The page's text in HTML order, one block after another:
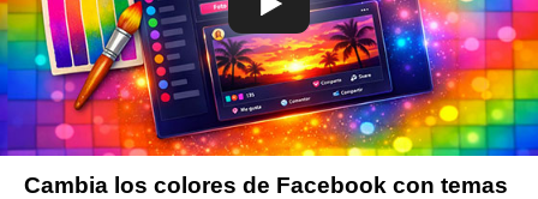
Cambia los colores de Facebook con temas